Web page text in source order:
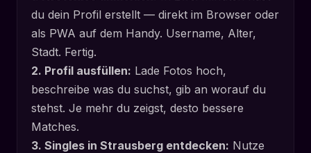
du dein Profil erstellt — direkt im Browser oder
als PWA auf dem Handy. Username, Alter,
Stadt. Fertig.
2. Profil ausfüllen: Lade Fotos hoch,
beschreibe was du suchst, gib an worauf du
stehst. Je mehr du zeigst, desto bessere
Matches.
3. Singles in Strausberg entdecken: Nutze